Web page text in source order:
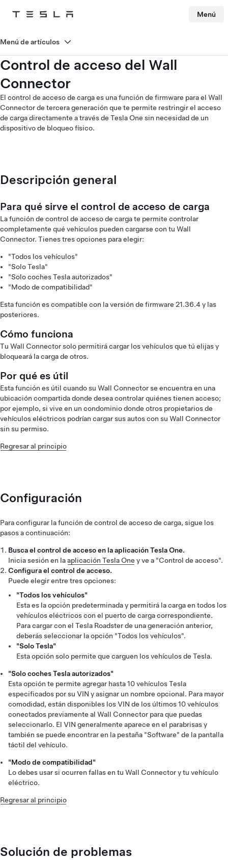
Tesla Menú
Control de acceso del Wall
Connector
El control de acceso de carga es una función de firmware para el Wall
Connector de tercera generación que te permite restringir el acceso
de carga directamente a través de Tesla One sin necesidad de un
dispositivo de bloqueo físico.
Descripción general
Para qué sirve el control de acceso de carga
La función de control de acceso de carga te permite controlar
completamente qué vehículos pueden cargarse con tu Wall
Connector. Tienes tres opciones para elegir:
"Todos los vehículos"
"Solo Tesla"
"Solo coches Tesla autorizados"
"Modo de compatibilidad"
Esta función es compatible con la versión de firmware 21.36.4 y las
posteriores.
Cómo funciona
Tu Wall Connector solo permitirá cargar los vehículos que tú elijas y
bloqueará la carga de otros.
Por qué es útil
Esta función es útil cuando su Wall Connector se encuentra en una
ubicación compartida donde desea controlar quiénes tienen acceso;
por ejemplo, si vive en un condominio donde otros propietarios de
vehículos eléctricos podrían cargar sus autos con su Wall Connector
sin su permiso.
Regresar al principio
Configuración
Para configurar la función de control de acceso de carga, sigue los
pasos a continuación:
Busca el control de acceso en la aplicación Tesla One.
Inicia sesión en laaplicación Tesla One y ve a "Control de acceso".
Configura el control de acceso.
Puede elegir entre tres opciones:
"Todos los vehículos"
Esta es la opción predeterminada y permitirá la carga en todos los
vehículos eléctricos con el puerto de carga correspondiente.
Para cargar con el Tesla Roadster de una generación anterior,
deberás seleccionar la opción "Todos los vehículos".
"Solo Tesla"
Esta opción solo permite que carguen los vehículos de Tesla.
"Solo coches Tesla autorizados"
Esta opción te permite agregar hasta 10 vehículos Tesla
especificados por su VIN y asignar un nombre opcional. Para mayor
comodidad, están disponibles los VIN de los últimos 10 vehículos
conectados previamente al Wall Connector para que puedas
seleccionarlo. El VIN generalmente aparece en el parabrisas y
también se puede encontrar en la pestaña "Software" de la pantalla
táctil del vehículo.
"Modo de compatibilidad"
Lo debes usar si ocurren fallas en tu Wall Connector y tu vehículo
eléctrico.
Regresar al principio
Solución de problemas
Menú de artículos